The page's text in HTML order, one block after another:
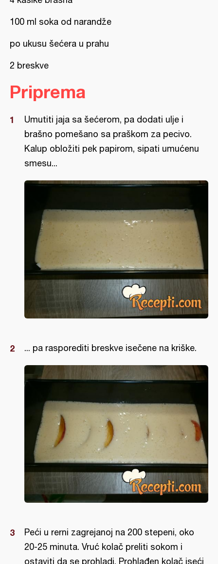
100 ml soka od narandže
po ukusu šećera u prahu
2 breskve
Priprema
Umutiti jaja sa šećerom, pa dodati ulje i
brašno pomešano sa praškom za pecivo.
Kalup obložiti pek papirom, sipati umućenu
smesu...
... pa rasporediti breskve isečene na kriške.
Peći u rerni zagrejanoj na 200 stepeni, oko
20-25 minuta. Vruć kolač preliti sokom i
ostaviti da se prohladi. Prohlađen kolač iseći